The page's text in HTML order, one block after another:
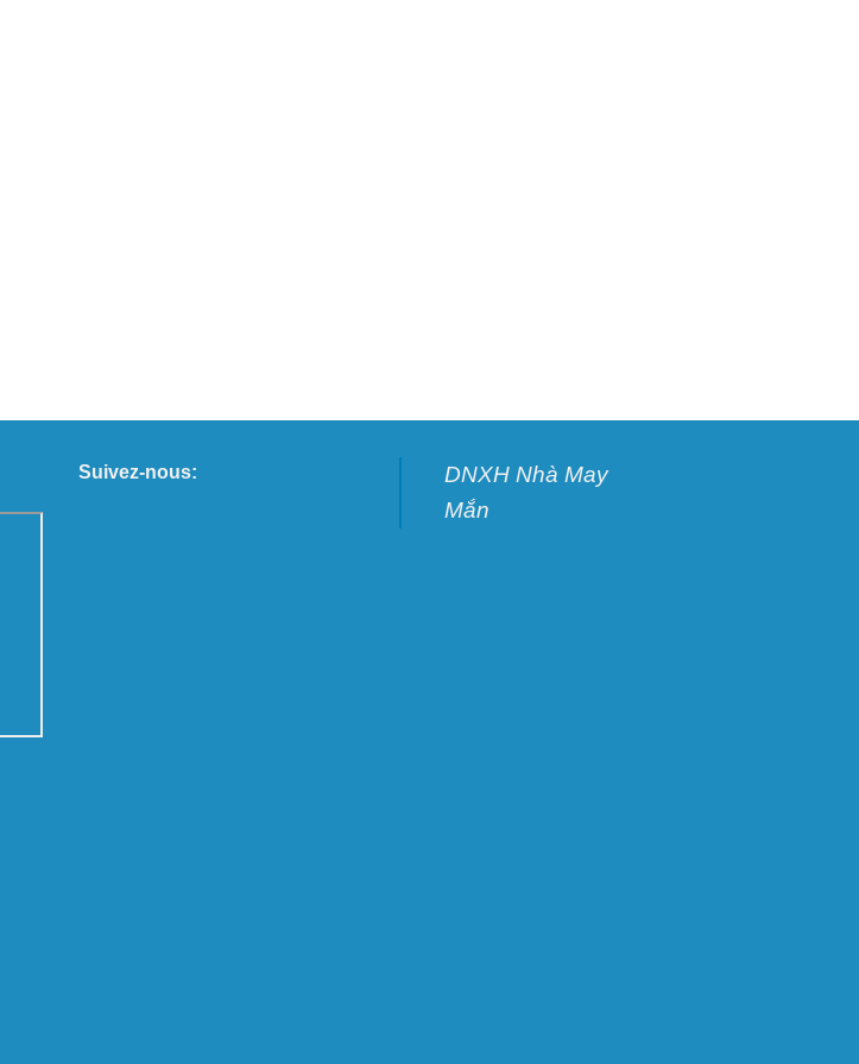
Suivez-nous:
DNXH Nhà May
Mắn